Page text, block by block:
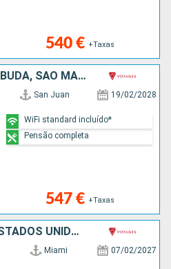
540 € +Taxas
ARUBA, ANTÍGUA E BARBUDA, SÃO MARTINHO, PORTO RICO
San Juan 19/02/2028
547 € +Taxas
WiFi standard incluído*
Pensão completa
JAMAICA, BAHAMAS, ESTADOS UNIDOS
Miami 07/02/2027